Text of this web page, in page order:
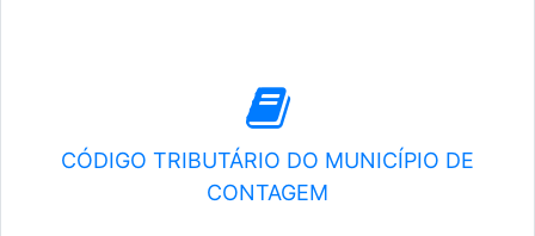
CÓDIGO TRIBUTÁRIO DO MUNICÍPIO DE
CONTAGEM